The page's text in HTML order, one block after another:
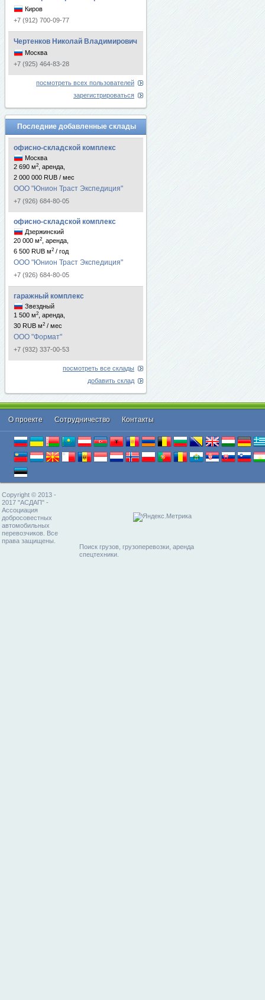
Киров
+7 (912) 700-09-77
Чертенков Николай Владимирович
Москва
+7 (925) 464-83-28
посмотреть всех пользователей
зарегистрироваться
Последние добавленные склады
офисно-складской комплекс
Москва
2 690 м2
, аренда,
2 000 000 RUB / мес
ООО "Юнион Траст Экспедиция"
+7 (926) 684-80-05
офисно-складской комплекс
Дзержинский
20 000 м2
, аренда,
6 500 RUB м2 / год
ООО "Юнион Траст Экспедиция"
+7 (926) 684-80-05
гаражный комплекс
Звездный
1 500 м2
, аренда,
30 RUB м2 / мес
ООО "Формат"
+7 (932) 337-00-53
посмотреть все склады
добавить склад
О проекте Cотрудничество Контакты
Copyright © 2013 -
2017 "АСДАП" -
Ассоциация
добросовестных
автомобильных
перевозчиков. Все
права защищены.
Поиск грузов, грузоперевозки, аренда
спецтехники.